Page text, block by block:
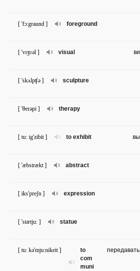
foreground
[ 'fɔ:graund ]
visual
[ 'vɪʒʋəl ]
sculpture
[ 'skʌlpʧə ]
therapy
[ 'θerəpi ]
to exhibit
[ tu: ig'zibit ]
abstract
[ 'æbstrækt ]
expression
[ iks'preʃn ]
statue
[ 'stætju: ]
to
com
muni
[ tu: kə'mju:nikeit ]